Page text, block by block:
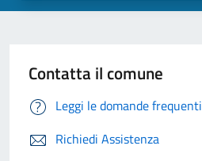
Contatta il comune
Leggi le domande frequenti
Richiedi Assistenza